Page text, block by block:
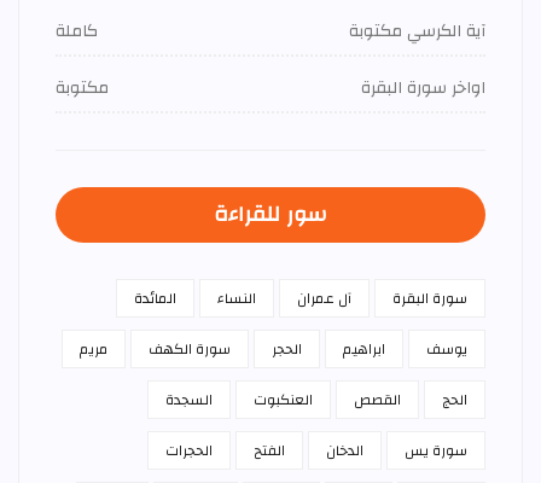
آية الكرسي مكتوبة
كاملة
اواخر سورة البقرة
مكتوبة
سور للقراءة
سورة البقرة آل عمران النساء
المائدة
يوسف
ابراهيم الحجر سورة الكهف
مريم
الحج
القصص العنكبوت
السجدة
سورة يس
الدخان الفتح
الحجرات